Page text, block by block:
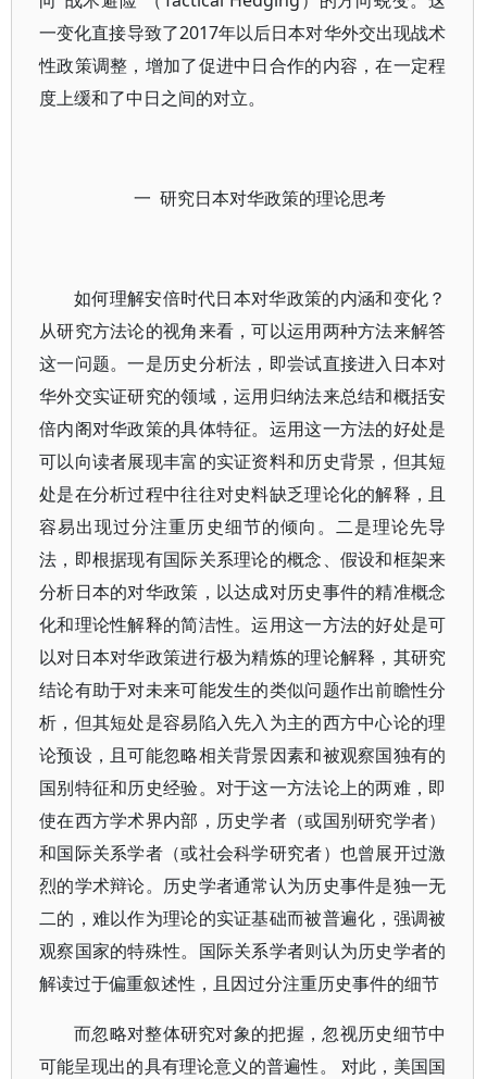
一变化直接导致了2017年以后日本对华外交出现战术
性政策调整，增加了促进中日合作的内容，在一定程
度上缓和了中日之间的对立。
一 研究日本对华政策的理论思考
如何理解安倍时代日本对华政策的内涵和变化？
从研究方法论的视角来看，可以运用两种方法来解答
这一问题。一是历史分析法，即尝试直接进入日本对
华外交实证研究的领域，运用归纳法来总结和概括安
倍内阁对华政策的具体特征。运用这一方法的好处是
可以向读者展现丰富的实证资料和历史背景，但其短
处是在分析过程中往往对史料缺乏理论化的解释，且
容易出现过分注重历史细节的倾向。二是理论先导
法，即根据现有国际关系理论的概念、假设和框架来
分析日本的对华政策，以达成对历史事件的精准概念
化和理论性解释的简洁性。运用这一方法的好处是可
以对日本对华政策进行极为精炼的理论解释，其研究
结论有助于对未来可能发生的类似问题作出前瞻性分
析，但其短处是容易陷入先入为主的西方中心论的理
论预设，且可能忽略相关背景因素和被观察国独有的
国别特征和历史经验。对于这一方法论上的两难，即
使在西方学术界内部，历史学者（或国别研究学者）
和国际关系学者（或社会科学研究者）也曾展开过激
烈的学术辩论。历史学者通常认为历史事件是独一无
二的，难以作为理论的实证基础而被普遍化，强调被
观察国家的特殊性。国际关系学者则认为历史学者的
解读过于偏重叙述性，且因过分注重历史事件的细节
而忽略对整体研究对象的把握，忽视历史细节中
可能呈现出的具有理论意义的普遍性。 对此，美国国